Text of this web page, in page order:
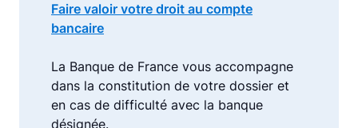
Faire valoir votre droit au compte
bancaire
La Banque de France vous accompagne
dans la constitution de votre dossier et
en cas de difficulté avec la banque
désignée.